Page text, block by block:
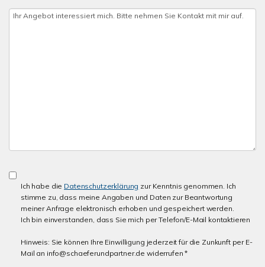
Ich habe die Datenschutzerklärung zur Kenntnis genommen. Ich
stimme zu, dass meine Angaben und Daten zur Beantwortung
meiner Anfrage elektronisch erhoben und gespeichert werden.
Ich bin einverstanden, dass Sie mich per Telefon/E-Mail kontaktieren
Hinweis: Sie können Ihre Einwilligung jederzeit für die Zunkunft per E-
Mail an info@schaeferundpartner.de widerrufen *